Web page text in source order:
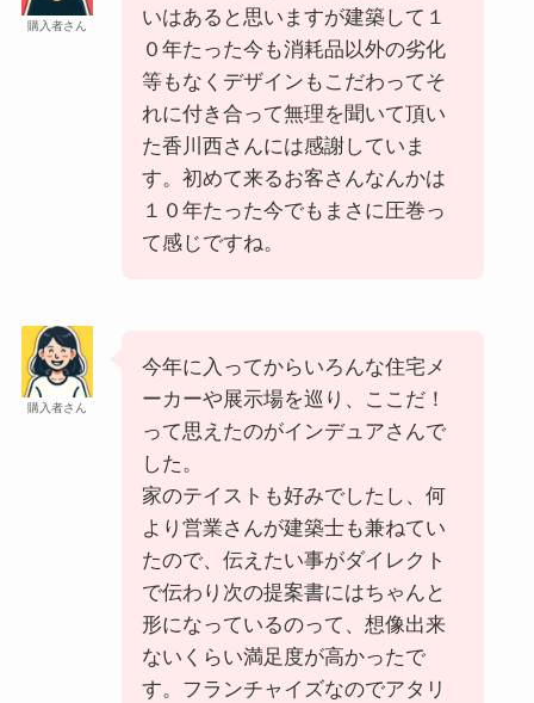
購入者さん
いはあると思いますが建築して１
０年たった今も消耗品以外の劣化
等もなくデザインもこだわってそ
れに付き合って無理を聞いて頂い
た香川西さんには感謝していま
す。初めて来るお客さんなんかは
１０年たった今でもまさに圧巻っ
て感じですね。
購入者さん
今年に入ってからいろんな住宅メ
ーカーや展示場を巡り、ここだ！
って思えたのがインデュアさんで
した。
家のテイストも好みでしたし、何
より営業さんが建築士も兼ねてい
たので、伝えたい事がダイレクト
で伝わり次の提案書にはちゃんと
形になっているのって、想像出来
ないくらい満足度が高かったで
す。フランチャイズなのでアタリ